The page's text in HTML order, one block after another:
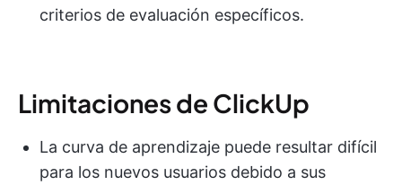
criterios de evaluación específicos.
Limitaciones de ClickUp
La curva de aprendizaje puede resultar difícil
para los nuevos usuarios debido a sus